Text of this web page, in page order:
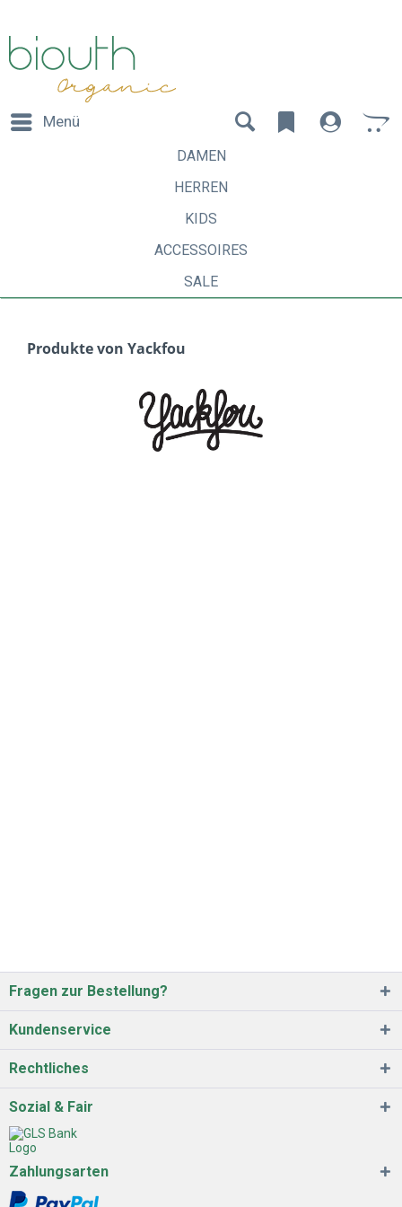
Menü
DAMEN
HERREN
KIDS
ACCESSOIRES
SALE
Produkte von Yackfou
Fragen zur Bestellung?
Kundenservice
Rechtliches
Sozial & Fair
Zahlungsarten